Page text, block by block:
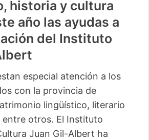
historia y cultura
año las ayudas a
del Instituto
especial atención a los
con la provincia de
lingüístico, literario
entre otros. El Instituto
Juan Gil-Albert ha